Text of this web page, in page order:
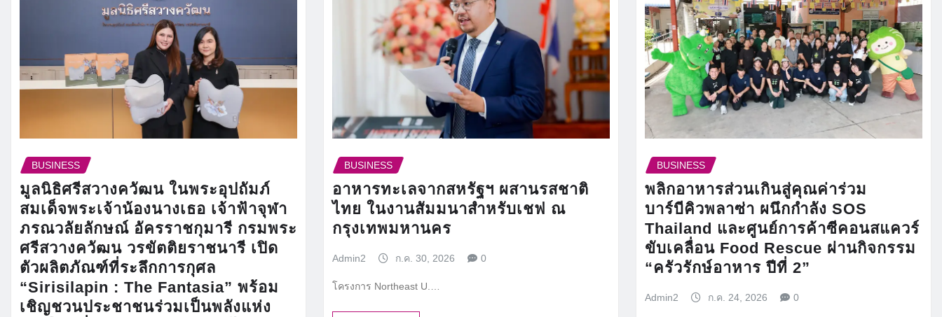
BUSINESS
มูลนิธิศรีสวางควัฒน ในพระอุปถัมภ์
สมเด็จพระเจ้าน้องนางเธอ เจ้าฟ้าจุฬา
ภรณวลัยลักษณ์ อัครราชกุมารี กรมพระ
ศรีสวางควัฒน วรขัตติยราชนารี เปิด
ตัวผลิตภัณฑ์ที่ระลึกการกุศล
“Sirisilapin : The Fantasia” พร้อม
เชิญชวนประชาชนร่วมเป็นพลังแห่ง
BUSINESS
อาหารทะเลจากสหรัฐฯ ผสานรสชาติ
ไทย ในงานสัมมนาสำหรับเชฟ ณ
กรุงเทพมหานคร
Admin2 ก.ค. 30, 2026 0
โครงการ Northeast U.…
BUSINESS
พลิกอาหารส่วนเกินสู่คุณค่าร่วม
บาร์บีคิวพลาซ่า ผนึกกำลัง SOS
Thailand และศูนย์การค้าซีคอนสแควร์
ขับเคลื่อน Food Rescue ผ่านกิจกรรม
“ครัวรักษ์อาหาร ปีที่ 2”
Admin2 ก.ค. 24, 2026 0